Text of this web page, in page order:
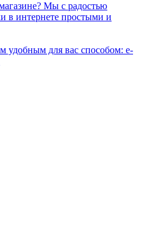
Мы с радостью
в интернете простыми и
удобным для вас способом: e-